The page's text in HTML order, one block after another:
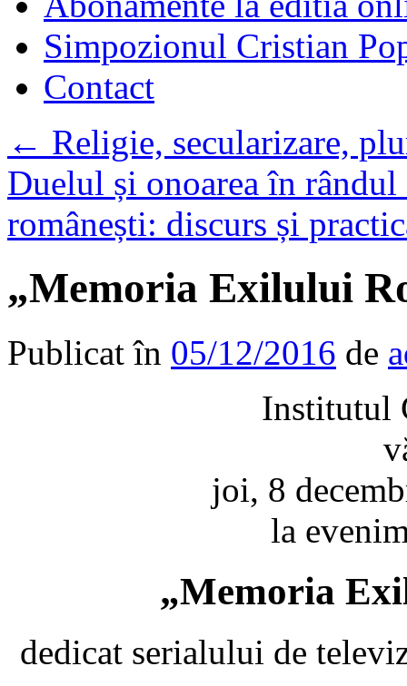
Simpozionul Cristian
Contact
← Religie, secularizare,
Duelul și onoarea în
românești: discurs și
„Memoria Exilului
Publicat în 05/12/2016 de
Institutul
joi, 8
la
„Memoria
dedicat serialului de